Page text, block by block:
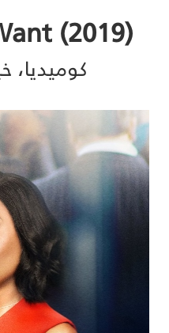
(What Men Want (2019
كوميديا،